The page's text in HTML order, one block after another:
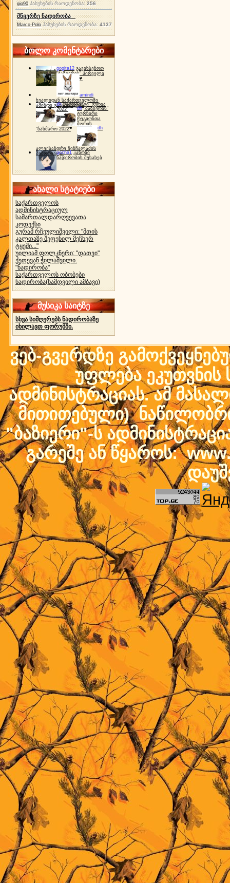
gio90 პასუხების რაოდენობა:256
მწყერზე ნადირობა
Marco-Polo პასუხების რაოდენობა:4137
ბოლო კომენტარები
gogita12 გავიხსენოთ
"ბაზიერის" პირველი
ტურნირი ❤
amindi
ხვალიდან საქართველოში
ამინდი გაუარესდება
dh სპორტინგი "გურია
2022"
dh "ბაზიერის"
ტურნირი
რეგიონთა
შორის
"ბახმარო 2022"
dh
ალექსანდრე ჩინჩალაძის
მემორიალიgocha1 კანონი
ნადირობის შესახებ
ახალი სტატიები
საქართველოს
ადმინისტრაციულ
სამართალდარღვევათა
კოდექსი
გურამ რჩეულიშვილი: "მთის
კალთაზე შეფენილ მეჩხერ
ტყეში..."
უილიამ ფოლკნერი: "დათვი"
ქეთევან ჭილაშვილი:
"ნადირობა"
საქართველოს ობობები
ნადირობა(ნამდვილი ამბავი)
მუსიკა საიტზე
სხვა სიმღერებს ნადირობაზე
იხილავთ ფორუმში.
ვებ-გვერდზე
უფლება ეკუთვნის
ადმინისტრაციას. ამ
მითითებული)
"ბაზიერი"-ს
გარეშე ან წყაროს: